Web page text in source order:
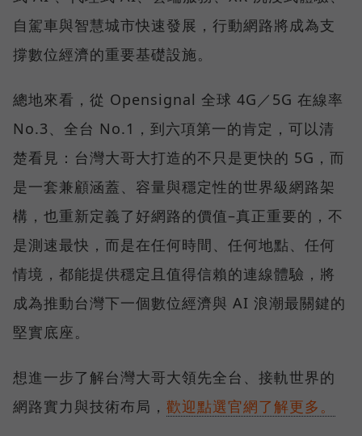
自駕車與智慧城市快速發展，行動網路將成為支
撐數位經濟的重要基礎設施。
總地來看，從 Opensignal 全球 4G／5G 在線率
No.3、全台 No.1，到六項第一的肯定，可以清
楚看見：台灣大哥大打造的不只是更快的 5G，而
是一套兼顧涵蓋、容量與穩定性的世界級網路架
構，也重新定義了好網路的價值–真正重要的，不
是測速最快，而是在任何時間、任何地點、任何
情境，都能提供穩定且值得信賴的連線體驗，將
成為推動台灣下一個數位經濟與 AI 浪潮最關鍵的
堅實底座。
想進一步了解台灣大哥大領先全台、接軌世界的
網路實力與技術布局， 歡迎點選官網了解更多。